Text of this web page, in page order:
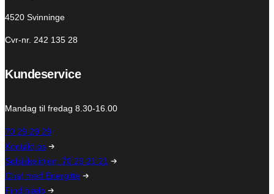
4520 Svinninge
Cvr-nr. 242 135 28
Kundeservice
Mandag til fredag 8.30-16.00
70 29 29 29
Kontakt os
Solsikkelinjen: 70 29 21 21
Chat med Energitte
Find hjælp